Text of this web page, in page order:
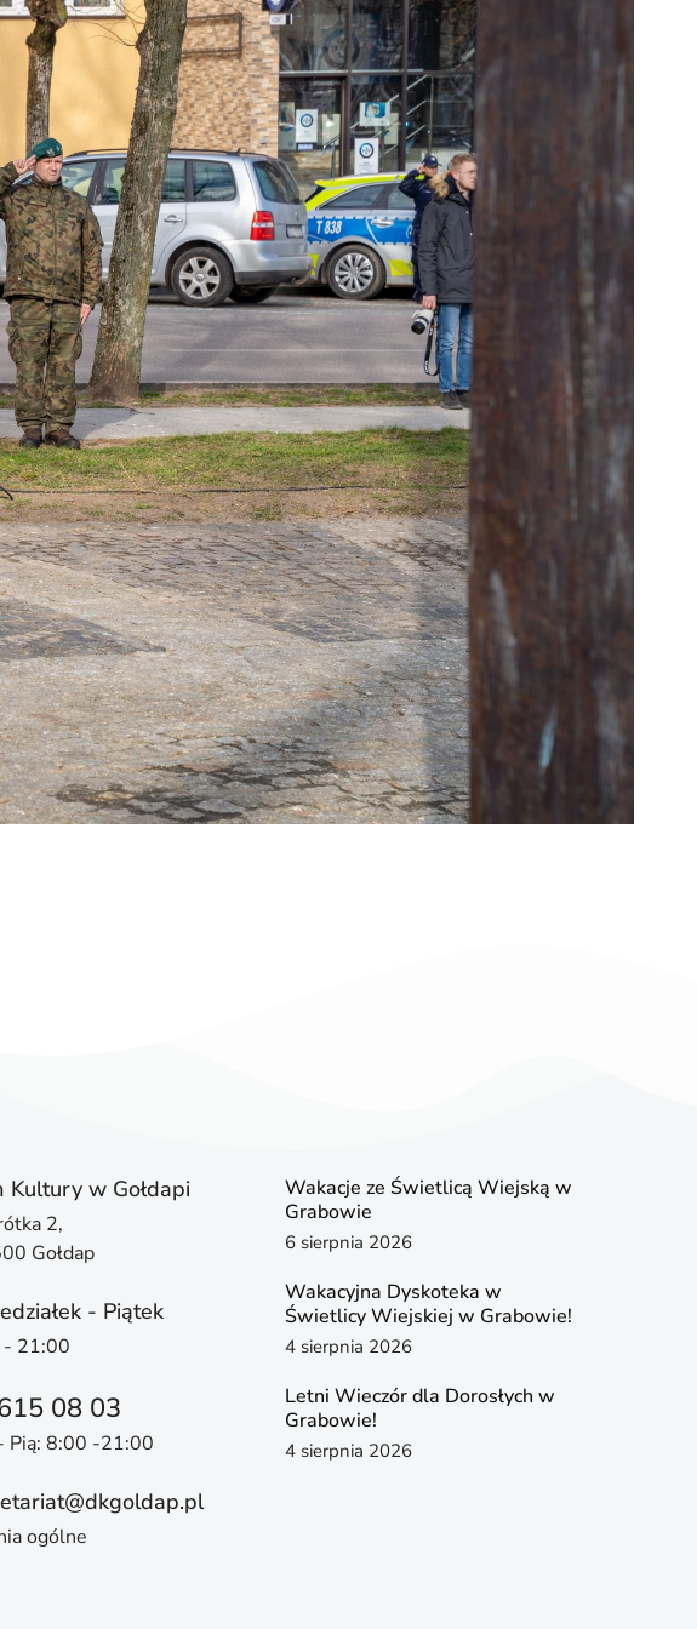
Kultury w Gołdapi
2,
Gołdap
- Piątek
21:00
08 03
Pią: 8:00 -21:00
ogólne
Wakacje ze Świetlicą Wiejską w
Grabowie
6 sierpnia 2026
Wakacyjna Dyskoteka w
Świetlicy Wiejskiej w Grabowie!
4 sierpnia 2026
Letni Wieczór dla Dorosłych w
Grabowie!
4 sierpnia 2026